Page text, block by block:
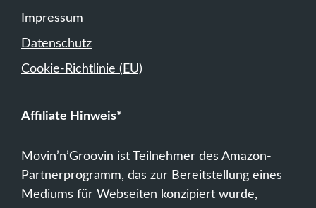
Impressum
Datenschutz
Cookie-Richtlinie (EU)
Affiliate Hinweis*
Movin’n’Groovin ist Teilnehmer des Amazon-
Partnerprogramm, das zur Bereitstellung eines
Mediums für Webseiten konzipiert wurde,